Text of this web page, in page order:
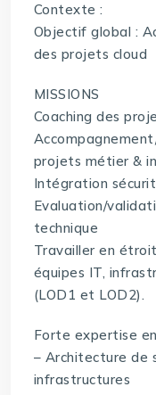
Contexte :
Objectif global :
des projets cloud
MISSIONS
Coaching des
projets métier &
Intégration
Evaluation/
technique
Travailler en
équipes IT,
(LOD1 et LOD2).
Forte expertise
– Architecture de
infrastructures